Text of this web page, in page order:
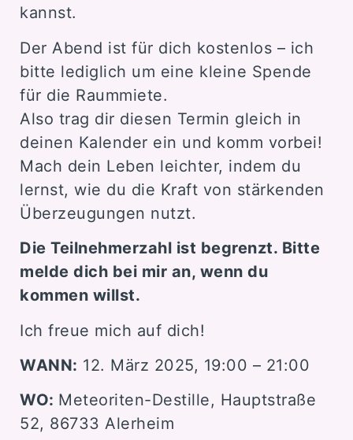
kannst.
Der Abend ist für dich kostenlos – ich
bitte lediglich um eine kleine Spende
für die Raummiete.
Also trag dir diesen Termin gleich in
deinen Kalender ein und komm vorbei!
Mach dein Leben leichter, indem du
lernst, wie du die Kraft von stärkenden
Überzeugungen nutzt.
Die Teilnehmerzahl ist begrenzt. Bitte
melde dich bei mir an, wenn du
kommen willst.
Ich freue mich auf dich!
WANN: 12. März 2025, 19:00 – 21:00
WO: Meteoriten-Destille, Hauptstraße
52, 86733 Alerheim